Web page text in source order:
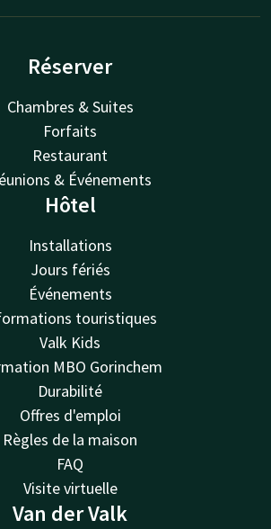
Réserver
Chambres & Suites
Forfaits
Restaurant
& Événements
Hôtel
Installations
Jours fériés
Événements
touristiques
Valk Kids
MBO Gorinchem
Durabilité
Offres d'emploi
Règles de la maison
FAQ
Visite virtuelle
Van der Valk